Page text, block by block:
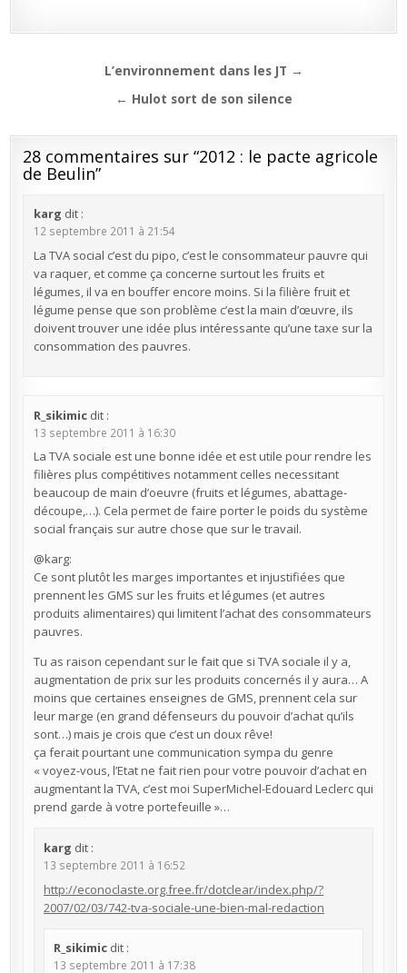
NavigationL’environnement dans les JT →
← Hulot sort de son silence
28 commentaires sur “2012 : le pacte agricole
de Beulin”
karg dit :
12 septembre 2011 à 21:54
La TVA social c’est du pipo, c’est le consommateur pauvre qui
va raquer, et comme ça concerne surtout les fruits et
légumes, il va en bouffer encore moins. Si la filière fruit et
légume pense que son problème c’est la main d’œuvre, ils
doivent trouver une idée plus intéressante qu’une taxe sur la
consommation des pauvres.
R_sikimic dit :
13 septembre 2011 à 16:30
La TVA sociale est une bonne idée et est utile pour rendre les
filières plus compétitives notamment celles necessitant
beaucoup de main d’oeuvre (fruits et légumes, abattage-
découpe,…). Cela permet de faire porter le poids du système
social français sur autre chose que sur le travail.
@karg:
Ce sont plutôt les marges importantes et injustifiées que
prennent les GMS sur les fruits et légumes (et autres
produits alimentaires) qui limitent l’achat des consommateurs
pauvres.
Tu as raison cependant sur le fait que si TVA sociale il y a,
augmentation de prix sur les produits concernés il y aura… A
moins que certaines enseignes de GMS, prennent cela sur
leur marge (en grand défenseurs du pouvoir d’achat qu’ils
sont…) mais je crois que c’est un doux rêve!
ça ferait pourtant une communication sympa du genre
« voyez-vous, l’Etat ne fait rien pour votre pouvoir d’achat en
augmentant la TVA, c’est moi SuperMichel-Edouard Leclerc qui
prend garde à votre portefeuille »…
karg dit :
13 septembre 2011 à 16:52
http://econoclaste.org.free.fr/dotclear/index.php/?
2007/02/03/742-tva-sociale-une-bien-mal-redaction
R_sikimic dit :
13 septembre 2011 à 17:38